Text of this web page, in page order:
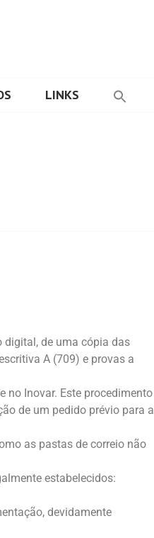
LINKS
digital, de uma cópia das
A (709) e provas a
no Inovar. Este procedimento
de um pedido prévio para a
as pastas de correio não
estabelecidos:
devidamente